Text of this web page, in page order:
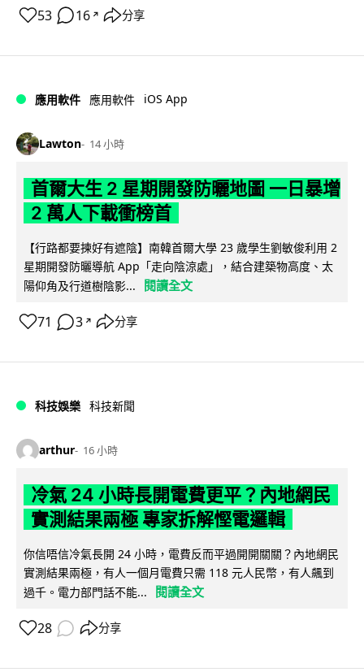
53 16 ↗ 分享
應用軟件 應用軟件 iOS App
Lawton 14 小時
首爾大生 2 星期開發防曬地圖 一日暴增
2 萬人下載衝榜首
【行路都要揀好有遮陰】南韓首爾大學 23 歲學生劉敏俊利用 2
星期開發防曬導航 App「走向陰涼處」，結合建築物高度、太
陽仰角及行道樹陰影...
閱讀全文
71 3 ↗ 分享
科技娛樂 科技新聞
arthur 16 小時
冷氣 24 小時長開電費更平？內地網民
實測結果兩極 專家拆解慳電邏輯
你信唔信冷氣長開 24 小時，電費反而平過開開關關？內地網民
實測結果兩極，有人一個月電費只需 118 元人民幣，有人飆到
過千。電力部門話不能...
閱讀全文
28 分享